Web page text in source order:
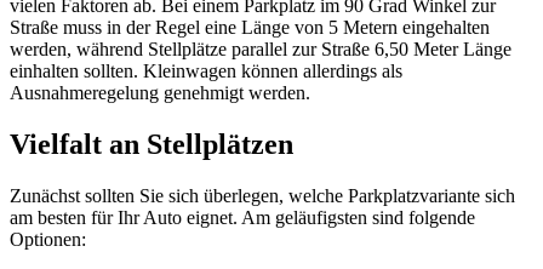
vielen Faktoren ab. Bei einem Parkplatz im 90 Grad Winkel zur
Straße muss in der Regel eine Länge von 5 Metern eingehalten
werden, während Stellplätze parallel zur Straße 6,50 Meter Länge
einhalten sollten. Kleinwagen können allerdings als
Ausnahmeregelung genehmigt werden.
Vielfalt an Stellplätzen
Zunächst sollten Sie sich überlegen, welche Parkplatzvariante sich
am besten für Ihr Auto eignet. Am geläufigsten sind folgende
Optionen: